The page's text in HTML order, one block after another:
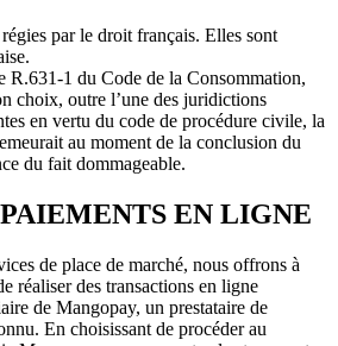
par le droit français. Elles sont
R.631-1 du Code de la Consommation,
choix, outre l’une des juridictions
en vertu du code de procédure civile, la
au moment de la conclusion du
du fait dommageable.
EN LIGNE
de place de marché, nous offrons à
réaliser des transactions en ligne
de Mangopay, un prestataire de
En choisissant de procéder au